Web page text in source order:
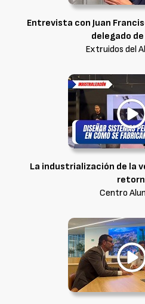
Entrevista con Juan
delegado
Extruidos del
La industrialización de la
Centro